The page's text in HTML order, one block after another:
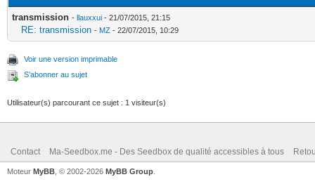
transmission - llauxxui - 21/07/2015, 21:15
RE: transmission - MZ - 22/07/2015, 10:29
Voir une version imprimable
S’abonner au sujet
Utilisateur(s) parcourant ce sujet : 1 visiteur(s)
Contact Ma-Seedbox.me - Des Seedbox de qualité accessibles à tous
Moteur MyBB , © 2002-2026 MyBB Group